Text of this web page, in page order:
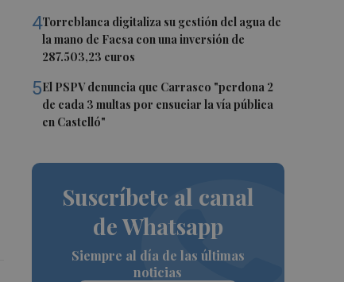
4Torreblanca digitaliza su gestión del agua de
la mano de Facsa con una inversión de
287.503,23 euros
5El PSPV denuncia que Carrasco "perdona 2
de cada 3 multas por ensuciar la vía pública
en Castelló"
Suscríbete al canal
de Whatsapp
Siempre al día de las últimas
noticias